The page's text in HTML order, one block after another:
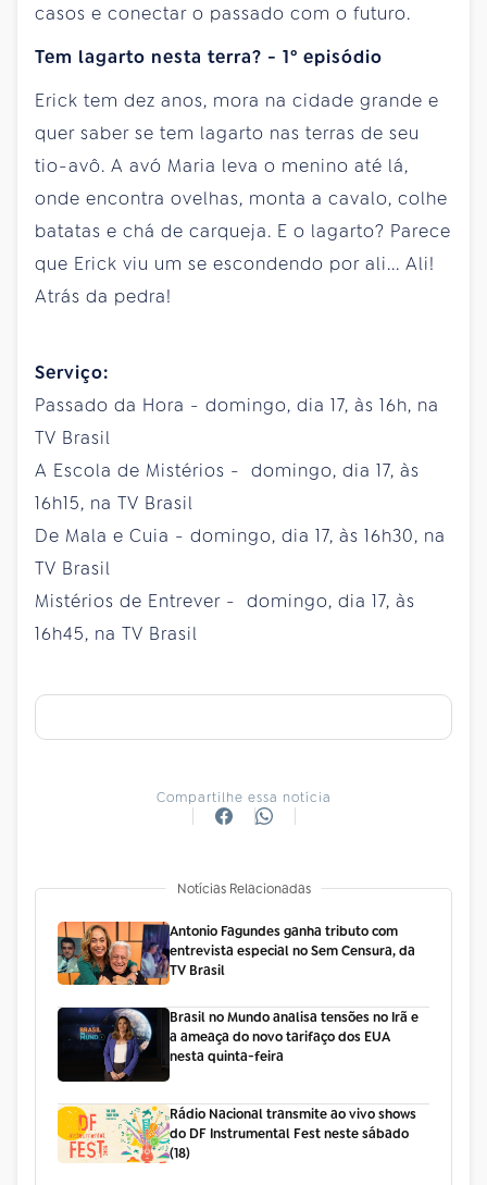
casos e conectar o passado com o futuro.
Tem lagarto nesta terra? - 1º episódio
Erick tem dez anos, mora na cidade grande e
quer saber se tem lagarto nas terras de seu
tio-avô. A avó Maria leva o menino até lá,
onde encontra ovelhas, monta a cavalo, colhe
batatas e chá de carqueja. E o lagarto? Parece
que Erick viu um se escondendo por ali... Ali!
Atrás da pedra!
Serviço:
Passado da Hora - domingo, dia 17, às 16h, na
TV Brasil
A Escola de Mistérios - domingo, dia 17, às
16h15, na TV Brasil
De Mala e Cuia - domingo, dia 17, às 16h30, na
TV Brasil
Mistérios de Entrever - domingo, dia 17, às
16h45, na TV Brasil
Compartilhe essa notícia
Notícias Relacionadas
Antonio Fagundes ganha tributo com
entrevista especial no Sem Censura, da
TV Brasil
Brasil no Mundo analisa tensões no Irã e
a ameaça do novo tarifaço dos EUA
nesta quinta-feira
Rádio Nacional transmite ao vivo shows
do DF Instrumental Fest neste sábado
(18)